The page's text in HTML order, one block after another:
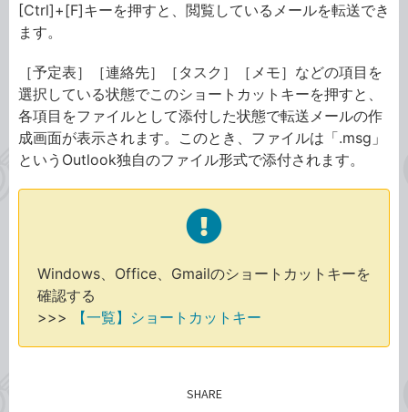
[Ctrl]+[F]キーを押すと、閲覧しているメールを転送でき
ます。
［予定表］［連絡先］［タスク］［メモ］などの項目を
選択している状態でこのショートカットキーを押すと、
各項目をファイルとして添付した状態で転送メールの作
成画面が表示されます。このとき、ファイルは「.msg」
というOutlook独自のファイル形式で添付されます。
Windows、Office、Gmailのショートカットキーを
確認する
>>> 【一覧】ショートカットキー
SHARE